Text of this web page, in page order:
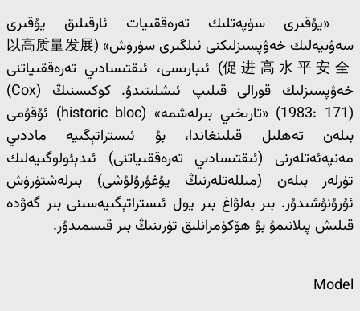
«يۇقىرى سۈپەتلىك تەرەققىيات ئارقىلىق يۇقىرى
سەۋىيەلىك خەۋپسىزلىكنى ئىلگىرى سۈرۈش» (以高质量发展
促进高水平安全) ئىبارىسى، ئىقتىسادىي تەرەققىياتنى
خەۋپسىزلىك قورالى قىلىپ ئىشلىتىدۇ. كوكىسنىڭ (Cox)
(1983: 171) «تارىخىي بىرلەشمە» (historic bloc) ئۇقۇمى
بىلەن تەھلىل قىلىنغاندا، بۇ ئىستراتېگىيە ماددىي
مەنپەئەتلەرنى (ئىقتىسادىي تەرەققىياتنى) ئىدېئولوگىيەلىك
تۈرلەر بىلەن (مىللەتلەرنىڭ يۇغۇرۇلۇشى) بىرلەشتۈرۈش
ئۇرۇنۇشىدۇر. بىر بەلۋاغ بىر يول ئىستراتېگىيەسىنى بىر گەۋدە
قىلىش پىلانىمۇ بۇ ھۆكۈمرانلىق تۈرىنىڭ بىر قىسمىدۇر.
Model